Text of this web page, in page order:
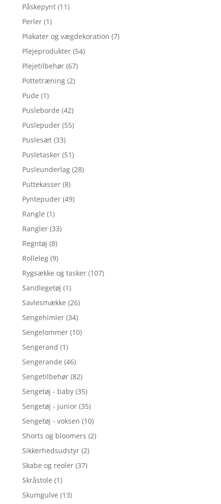
Påskepynt (11)
Perler (1)
Plakater og vægdekoration (7)
Plejeprodukter (54)
Plejetilbehør (67)
Pottetræning (2)
Pude (1)
Pusleborde (42)
Puslepuder (55)
Puslesæt (33)
Pusletasker (51)
Pusleunderlag (28)
Puttekasser (8)
Pyntepuder (49)
Rangle (1)
Rangler (33)
Regntøj (8)
Rolleleg (9)
Rygsække og tasker (107)
Sandlegetøj (1)
Savlesmække (26)
Sengehimler (34)
Sengelommer (10)
Sengerand (1)
Sengerande (46)
Sengetilbehør (82)
Sengetøj - baby (35)
Sengetøj - junior (35)
Sengetøj - voksen (10)
Shorts og bloomers (2)
Sikkerhedsudstyr (2)
Skabe og reoler (37)
Skråstole (1)
Skumgulve (13)